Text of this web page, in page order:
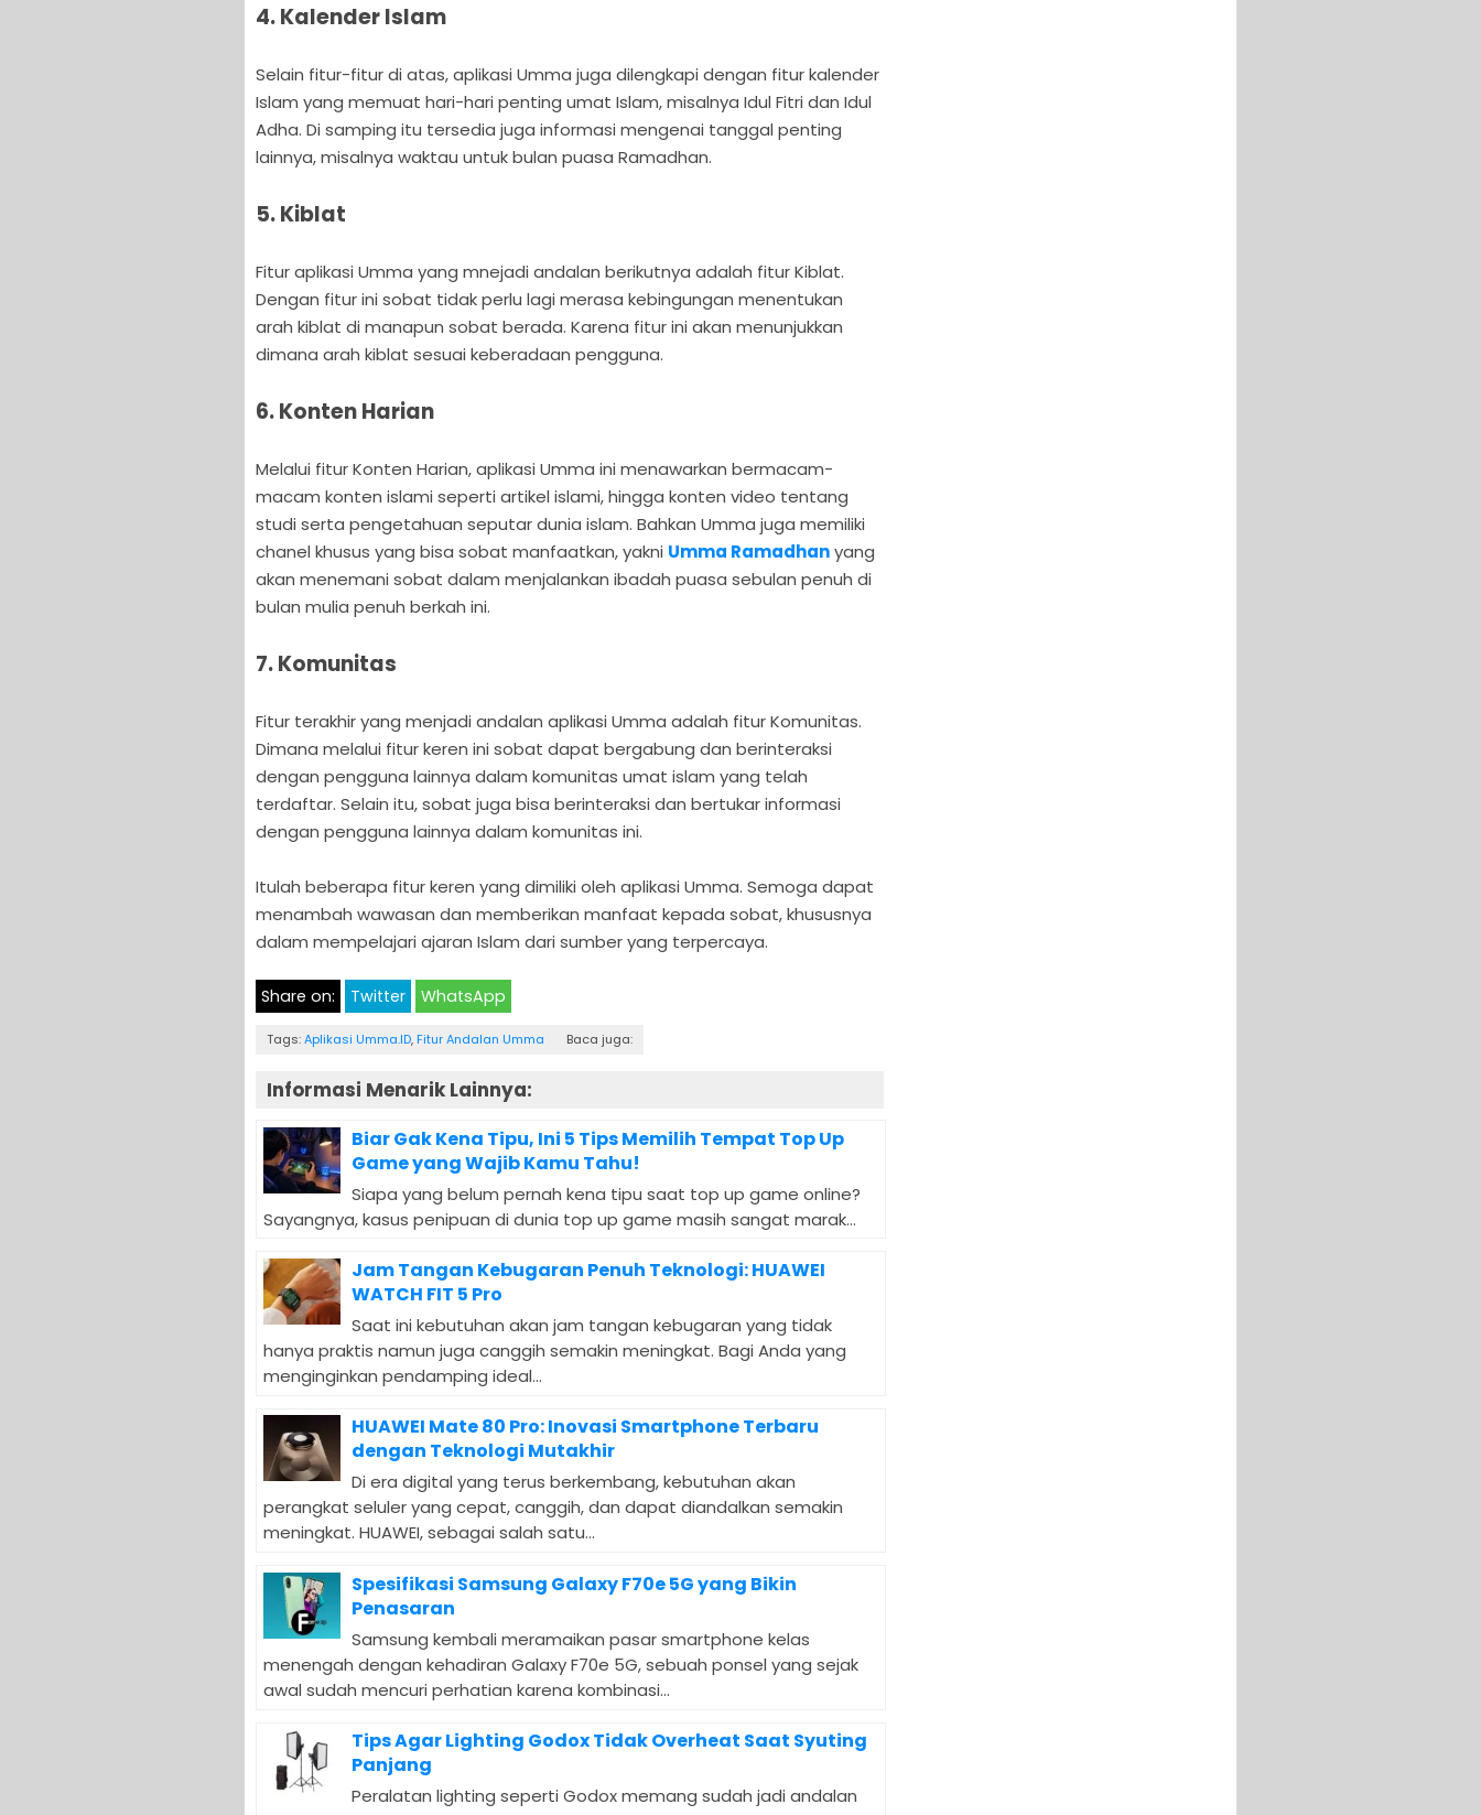
4. Kalender Islam
Selain fitur-fitur di atas, aplikasi Umma juga dilengkapi dengan fitur kalender
Islam yang memuat hari-hari penting umat Islam, misalnya Idul Fitri dan Idul
Adha. Di samping itu tersedia juga informasi mengenai tanggal penting
lainnya, misalnya waktau untuk bulan puasa Ramadhan.
5. Kiblat
Fitur aplikasi Umma yang mnejadi andalan berikutnya adalah fitur Kiblat.
Dengan fitur ini sobat tidak perlu lagi merasa kebingungan menentukan
arah kiblat di manapun sobat berada. Karena fitur ini akan menunjukkan
dimana arah kiblat sesuai keberadaan pengguna.
6. Konten Harian
Melalui fitur Konten Harian, aplikasi Umma ini menawarkan bermacam-
macam konten islami seperti artikel islami, hingga konten video tentang
studi serta pengetahuan seputar dunia islam. Bahkan Umma juga memiliki
chanel khusus yang bisa sobat manfaatkan, yakni Umma Ramadhanyang
akan menemani sobat dalam menjalankan ibadah puasa sebulan penuh di
bulan mulia penuh berkah ini.
7. Komunitas
Fitur terakhir yang menjadi andalan aplikasi Umma adalah fitur Komunitas.
Dimana melalui fitur keren ini sobat dapat bergabung dan berinteraksi
dengan pengguna lainnya dalam komunitas umat islam yang telah
terdaftar. Selain itu, sobat juga bisa berinteraksi dan bertukar informasi
dengan pengguna lainnya dalam komunitas ini.
Itulah beberapa fitur keren yang dimiliki oleh aplikasi Umma. Semoga dapat
menambah wawasan dan memberikan manfaat kepada sobat, khususnya
dalam mempelajari ajaran Islam dari sumber yang terpercaya.
Share on: Twitter WhatsApp
Tags:Aplikasi Umma.ID, Fitur Andalan Umma Baca juga:
Informasi Menarik Lainnya:
Biar Gak Kena Tipu, Ini 5 Tips Memilih Tempat Top Up
Game yang Wajib Kamu Tahu!
Siapa yang belum pernah kena tipu saat top up game online?
Sayangnya, kasus penipuan di dunia top up game masih sangat marak...
Jam Tangan Kebugaran Penuh Teknologi: HUAWEI
WATCH FIT 5 Pro
Saat ini kebutuhan akan jam tangan kebugaran yang tidak
hanya praktis namun juga canggih semakin meningkat. Bagi Anda yang
menginginkan pendamping ideal...
HUAWEI Mate 80 Pro: Inovasi Smartphone Terbaru
dengan Teknologi Mutakhir
Di era digital yang terus berkembang, kebutuhan akan
perangkat seluler yang cepat, canggih, dan dapat diandalkan semakin
meningkat. HUAWEI, sebagai salah satu...
Spesifikasi Samsung Galaxy F70e 5G yang Bikin
Penasaran
Samsung kembali meramaikan pasar smartphone kelas
menengah dengan kehadiran Galaxy F70e 5G, sebuah ponsel yang sejak
awal sudah mencuri perhatian karena kombinasi...
Tips Agar Lighting Godox Tidak Overheat Saat Syuting
Panjang
Peralatan lighting seperti Godox memang sudah jadi andalan